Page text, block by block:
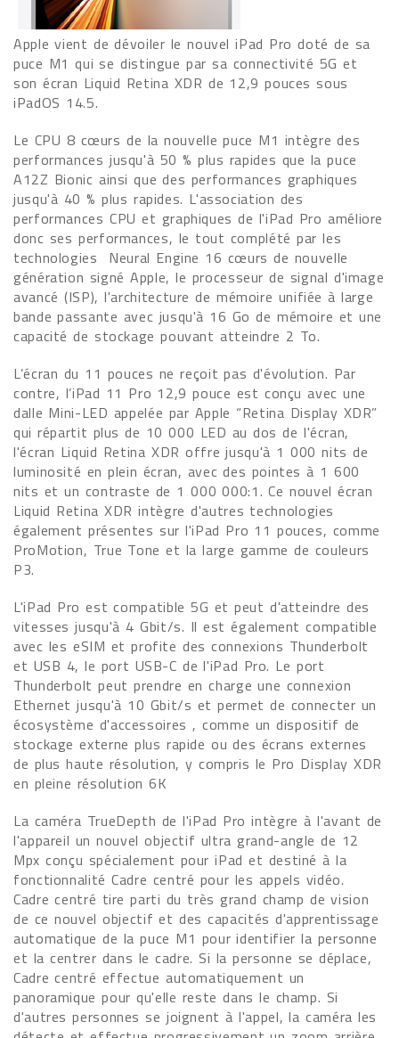
Apple vient de dévoiler le nouvel iPad Pro doté de sa
puce M1 qui se distingue par sa connectivité 5G et
son écran Liquid Retina XDR de 12,9 pouces sous
iPadOS 14.5.
Le CPU 8 cœurs de la nouvelle puce M1 intègre des
performances jusqu'à 50 % plus rapides que la puce
A12Z Bionic ainsi que des performances graphiques
jusqu'à 40 % plus rapides. L'association des
performances CPU et graphiques de l'iPad Pro améliore
donc ses performances, le tout complété par les
technologies Neural Engine 16 cœurs de nouvelle
génération signé Apple, le processeur de signal d'image
avancé (ISP), l'architecture de mémoire unifiée à large
bande passante avec jusqu'à 16 Go de mémoire et une
capacité de stockage pouvant atteindre 2 To.
L’écran du 11 pouces ne reçoit pas d'évolution. Par
contre, l’iPad 11 Pro 12,9 pouce est conçu avec une
dalle Mini-LED appelée par Apple “Retina Display XDR”
qui répartit plus de 10 000 LED au dos de l'écran,
l'écran Liquid Retina XDR offre jusqu'à 1 000 nits de
luminosité en plein écran, avec des pointes à 1 600
nits et un contraste de 1 000 000:1. Ce nouvel écran
Liquid Retina XDR intègre d'autres technologies
également présentes sur l'iPad Pro 11 pouces, comme
ProMotion, True Tone et la large gamme de couleurs
P3.
L'iPad Pro est compatible 5G et peut d'atteindre des
vitesses jusqu'à 4 Gbit/s. Il est également compatible
avec les eSIM et profite des connexions Thunderbolt
et USB 4, le port USB-C de l'iPad Pro. Le port
Thunderbolt peut prendre en charge une connexion
Ethernet jusqu'à 10 Gbit/s et permet de connecter un
écosystème d'accessoires , comme un dispositif de
stockage externe plus rapide ou des écrans externes
de plus haute résolution, y compris le Pro Display XDR
en pleine résolution 6K
La caméra TrueDepth de l'iPad Pro intègre à l'avant de
l'appareil un nouvel objectif ultra grand-angle de 12
Mpx conçu spécialement pour iPad et destiné à la
fonctionnalité Cadre centré pour les appels vidéo.
Cadre centré tire parti du très grand champ de vision
de ce nouvel objectif et des capacités d'apprentissage
automatique de la puce M1 pour identifier la personne
et la centrer dans le cadre. Si la personne se déplace,
Cadre centré effectue automatiquement un
panoramique pour qu'elle reste dans le champ. Si
d'autres personnes se joignent à l'appel, la caméra les